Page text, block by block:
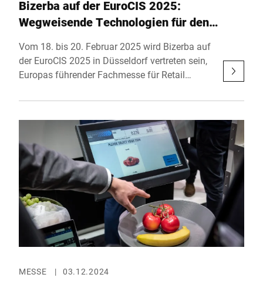
Bizerba auf der EuroCIS 2025:
Wegweisende Technologien für den
Vom 18. bis 20. Februar 2025 wird Bizerba auf
der EuroCIS 2025 in Düsseldorf vertreten sein,
Europas führender Fachmesse für Retail
Unternehmen spannende Neuheiten und
Handel effizienter, vernetzter und
kundenzentrier-ter machen. Unter dem Motto
"Shape your Future. Today." liegt der Fokus auf
dem Thema "Self-Everything", das innovative
Lösungen für die gesamte Customer Journey
vom Self-Ordering bis hin zum Self-Checkout
umfasst.
MESSE | 03.12.2024